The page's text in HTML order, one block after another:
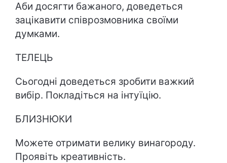
Аби досягти бажаного, доведеться
зацікавити співрозмовника своїми
думками.
ТЕЛЕЦЬ
Сьогодні доведеться зробити важкий
вибір. Покладіться на інтуїцію.
БЛИЗНЮКИ
Можете отримати велику винагороду.
Проявіть креативність.